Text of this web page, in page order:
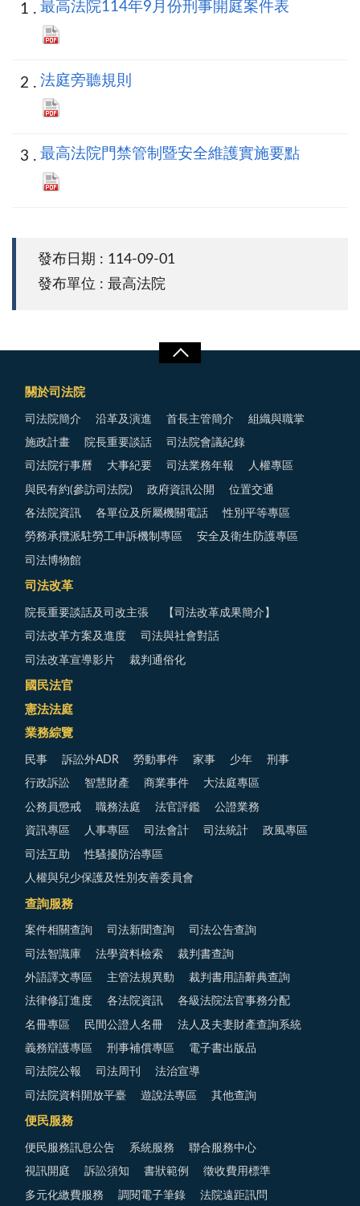
最高法院114年9月份刑事開庭案件表
法庭旁聽規則
最高法院門禁管制暨安全維護實施要點
發布日期 : 114-09-01
發布單位 : 最高法院
關於司法院
司法院簡介 沿革及演進 首長主管簡介 組織與職掌
施政計畫 院長重要談話 司法院會議紀錄
司法院行事曆 大事紀要 司法業務年報 人權專區
與民有約(參訪司法院) 政府資訊公開 位置交通
各法院資訊 各單位及所屬機關電話 性別平等專區
勞務承攬派駐勞工申訴機制專區 安全及衛生防護專區
司法博物館
司法改革
院長重要談話及司改主張 【司法改革成果簡介】
司法改革方案及進度 司法與社會對話
司法改革宣導影片 裁判通俗化
國民法官
憲法法庭
業務綜覽
民事 訴訟外ADR 勞動事件 家事 少年 刑事
行政訴訟 智慧財產 商業事件 大法庭專區
公務員懲戒 職務法庭 法官評鑑 公證業務
資訊專區 人事專區 司法會計 司法統計 政風專區
司法互助 性騷擾防治專區
人權與兒少保護及性別友善委員會
查詢服務
案件相關查詢 司法新聞查詢 司法公告查詢
司法智識庫 法學資料檢索 裁判書查詢
外語譯文專區 主管法規異動 裁判書用語辭典查詢
法律修訂進度 各法院資訊 各級法院法官事務分配
名冊專區 民間公證人名冊 法人及夫妻財產查詢系統
義務辯護專區 刑事補償專區 電子書出版品
司法院公報 司法周刊 法治宣導
司法院資料開放平臺 遊說法專區 其他查詢
便民服務
便民服務訊息公告 系統服務 聯合服務中心
視訊開庭 訴訟須知 書狀範例 徵收費用標準
多元化繳費服務 調閱電子筆錄 法院遠距訊問